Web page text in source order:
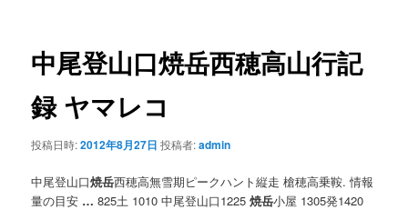
ゲ
ー
ョ
ン
中尾登山口焼岳西穂高山行記
録 ヤマレコ
投稿日時:2012年8月27日 投稿者:admin
中尾登山口焼岳西穂高無雪期ピークハント縦走 槍穂高乗鞍. 情報
量の目安 … 825土 1010 中尾登山口1225焼岳小屋 1305発1420